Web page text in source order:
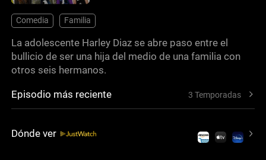
Comedia Familia
La adolescente Harley Diaz se abre paso entre el
bullicio de ser una hija del medio de una familia con
otros seis hermanos.
Episodio más reciente 3 Temporadas
Dónde ver